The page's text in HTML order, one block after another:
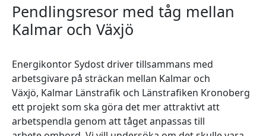
Pendlingsresor med tåg mellan
Kalmar och Växjö
Energikontor Sydost driver tillsammans med
arbetsgivare på sträckan mellan Kalmar och
Växjö, Kalmar Länstrafik och Länstrafiken Kronoberg
ett projekt som ska göra det mer attraktivt att
arbetspendla genom att tåget anpassas till